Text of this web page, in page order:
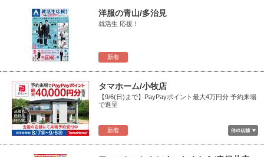
新着
洋服の青山/多治見
就活生 応援！
新着
タマホーム/小牧店
【9/6(日)まで】PayPayポイント最大4万円分 予約来場
で進呈